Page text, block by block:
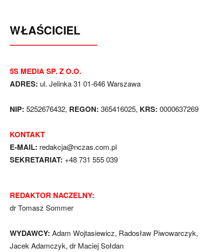
WŁAŚCICIEL
5S MEDIA SP. Z O.O.
ADRES: ul. Jelinka 31 01-646 Warszawa
NIP: 5252676432, REGON: 365416025, KRS: 0000637269
KONTAKT
E-MAIL: redakcja@nczas.com.pl
SEKRETARIAT: +48 731 555 039
REDAKTOR NACZELNY:
dr Tomasz Sommer
WYDAWCY: Adam Wojtasiewicz, Radosław Piwowarczyk,
Jacek Adamczyk, dr Maciej Sołdan